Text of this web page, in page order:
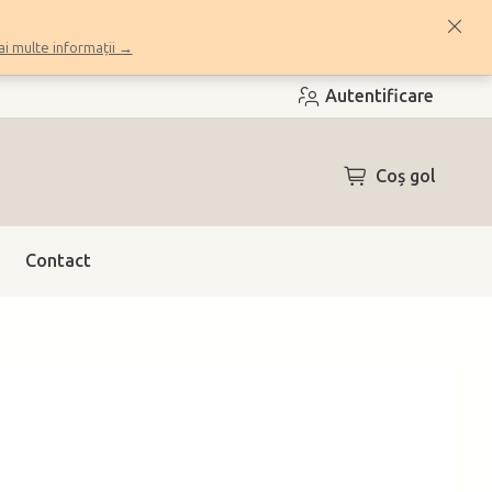
multe informații →
Autentificare
COŞ
Coş gol
Contact